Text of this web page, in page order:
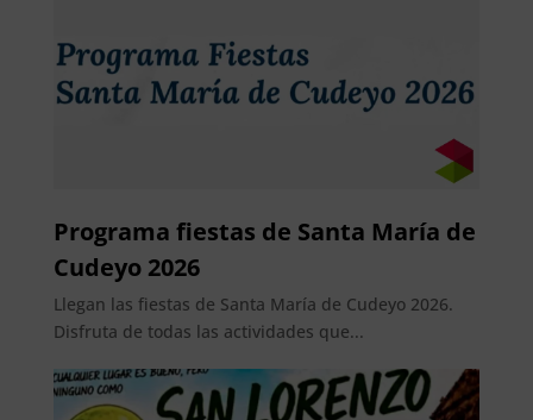
Programa fiestas de Santa María de
Cudeyo 2026
Llegan las fiestas de Santa María de Cudeyo 2026.
Disfruta de todas las actividades que...